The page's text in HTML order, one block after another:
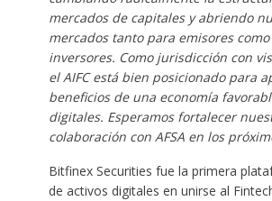
mercados de capitales y abriendo
mercados tanto para emisores
inversores. Como jurisdicción con
el AIFC está bien posicionado para
beneficios de una economía
digitales. Esperamos fortalecer
colaboración con AFSA en los
Bitfinex Securities fue la primera
de activos digitales en unirse al